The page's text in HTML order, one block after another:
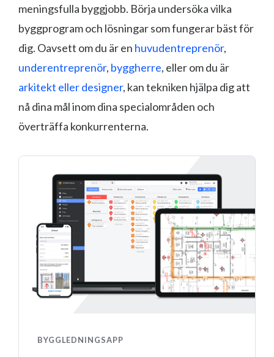
meningsfulla byggjobb. Börja undersöka vilka
byggprogram och lösningar som fungerar bäst för
dig. Oavsett om du är en huvudentreprenör,
underentreprenör, byggherre, eller om du är
arkitekt eller designer, kan tekniken hjälpa dig att
nå dina mål inom dina specialområden och
överträffa konkurrenterna.
BYGGLEDNINGSAPP